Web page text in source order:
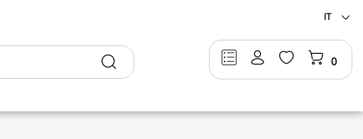
IT
0
Ricerca